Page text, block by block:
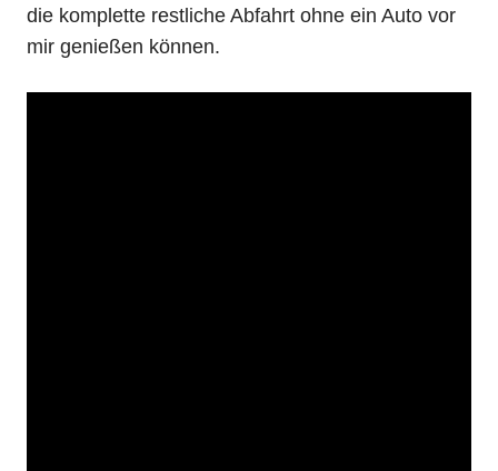
die komplette restliche Abfahrt ohne ein Auto vor
mir genießen können.